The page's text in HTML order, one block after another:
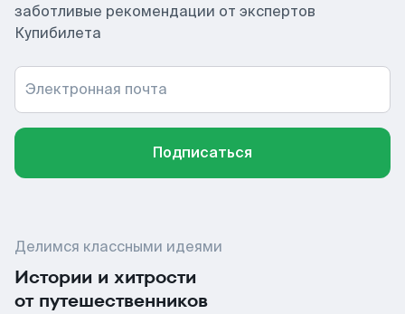
заботливые рекомендации от экспертов
Купибилета
Электронная почта
Подписаться
Делимся классными идеями
Истории и хитрости
от путешественников